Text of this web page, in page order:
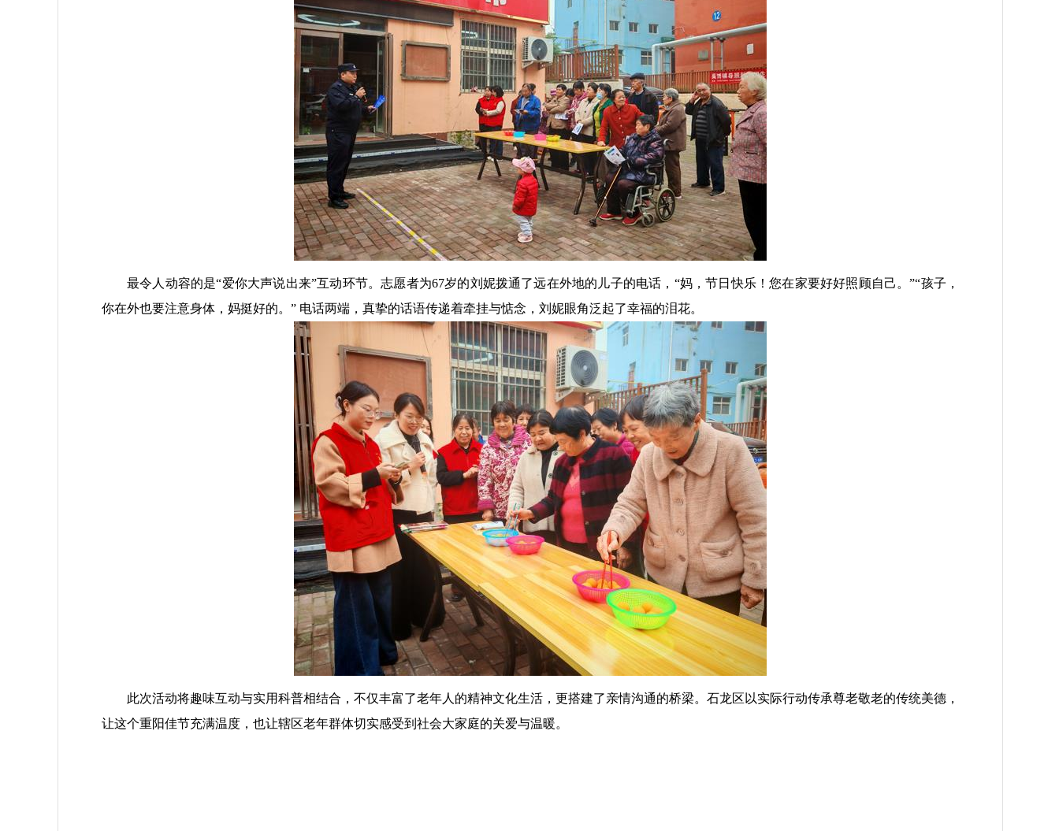
最令人动容的是“爱你大声说出来”互动环节。志愿者为67岁的刘妮拨通了远在外地的儿子的电话，“妈，节日快乐！您在家要好好照顾自己。”“孩子，
你在外也要注意身体，妈挺好的。” 电话两端，真挚的话语传递着牵挂与惦念，刘妮眼角泛起了幸福的泪花。
此次活动将趣味互动与实用科普相结合，不仅丰富了老年人的精神文化生活，更搭建了亲情沟通的桥梁。石龙区以实际行动传承尊老敬老的传统美德，
让这个重阳佳节充满温度，也让辖区老年群体切实感受到社会大家庭的关爱与温暖。